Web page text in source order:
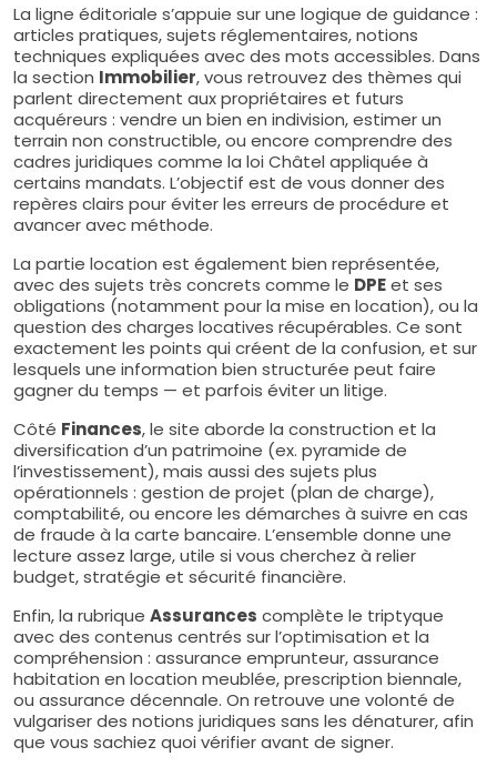
La ligne éditoriale s’appuie sur une logique de guidance :
articles pratiques, sujets réglementaires, notions
techniques expliquées avec des mots accessibles. Dans
la section Immobilier, vous retrouvez des thèmes qui
parlent directement aux propriétaires et futurs
acquéreurs : vendre un bien en indivision, estimer un
terrain non constructible, ou encore comprendre des
cadres juridiques comme la loi Châtel appliquée à
certains mandats. L’objectif est de vous donner des
repères clairs pour éviter les erreurs de procédure et
avancer avec méthode.
La partie location est également bien représentée,
avec des sujets très concrets comme le DPEet ses
obligations (notamment pour la mise en location), ou la
question des charges locatives récupérables. Ce sont
exactement les points qui créent de la confusion, et sur
lesquels une information bien structurée peut faire
gagner du temps — et parfois éviter un litige.
Côté Finances, le site aborde la construction et la
diversification d’un patrimoine (ex. pyramide de
l’investissement), mais aussi des sujets plus
opérationnels : gestion de projet (plan de charge),
comptabilité, ou encore les démarches à suivre en cas
de fraude à la carte bancaire. L’ensemble donne une
lecture assez large, utile si vous cherchez à relier
budget, stratégie et sécurité financière.
Enfin, la rubrique Assurances complète le triptyque
avec des contenus centrés sur l’optimisation et la
compréhension : assurance emprunteur, assurance
habitation en location meublée, prescription biennale,
ou assurance décennale. On retrouve une volonté de
vulgariser des notions juridiques sans les dénaturer, afin
que vous sachiez quoi vérifier avant de signer.